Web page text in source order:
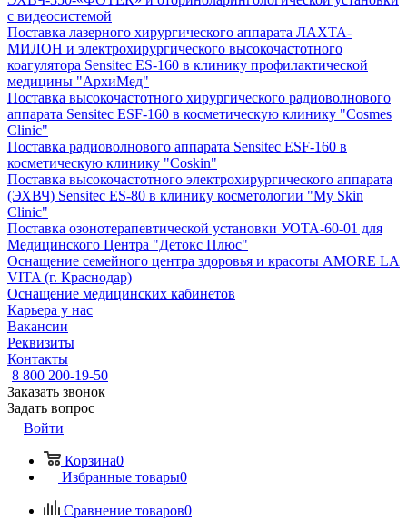
с видеосистемой
Поставка лазерного хирургического аппарата ЛАХТА-
МИЛОН и электрохирургического высокочастотного
коагулятора Sensitec ES-160 в клинику профилактической
медицины "АрхиМед"
Поставка высокочастотного хирургического радиоволнового
аппарата Sensitec ESF-160 в косметическую клинику "Cosmes
Clinic"
Поставка радиоволнового аппарата Sensitec ESF-160 в
косметическую клинику "Coskin"
Поставка высокочастотного электрохирургического аппарата
(ЭХВЧ) Sensitec ES-80 в клинику косметологии "My Skin
Clinic"
Поставка озонотерапевтической установки УОТА-60-01 для
Медицинского Центра "Детокс Плюс"
Оснащение семейного центра здоровья и красоты AMORE LA
VITA (г. Краснодар)
Оснащение медицинских кабинетов
Карьера у нас
Вакансии
Реквизиты
Контакты
8 800 200-19-50
Заказать звонок
Задать вопрос
Войти
Корзина0
Избранные товары0
Сравнение товаров0